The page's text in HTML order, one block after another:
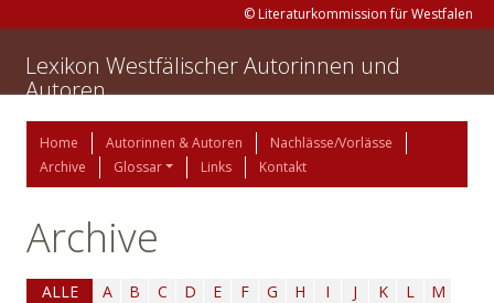
© Literaturkommission für Westfalen
Lexikon Westfälischer Autorinnen und
Autoren
Home Autorinnen & Autoren
Nachlässe/Vorlässe
Archive
Glossar Links Kontakt
Archive
ALLE A B C D E F G H I J K L
M